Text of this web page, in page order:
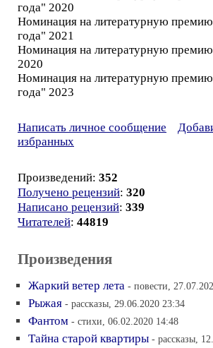
года" 2020
Номинация на литературную
года" 2021
Номинация на литературную
2020
Номинация на литературную
года" 2023
Написать личное сообщение
избранных
Произведений: 352
Получено рецензий: 320
Написано рецензий: 339
Читателей: 44819
Произведения
Жаркий ветер лета - повести,
Рыжая - рассказы, 29.06.2020 23:34
Фантом - стихи, 06.02.2020 14:48
Тайна старой квартиры - рассказы,